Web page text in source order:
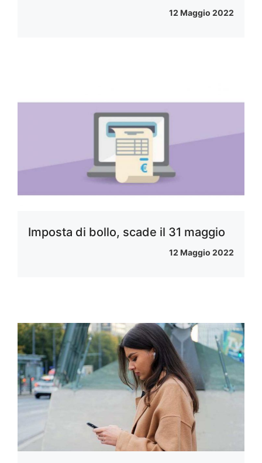
12 Maggio 2022
Imposta di bollo, scade il 31 maggio
12 Maggio 2022